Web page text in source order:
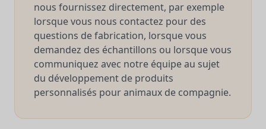
nous fournissez directement, par exemple
lorsque vous nous contactez pour des
questions de fabrication, lorsque vous
demandez des échantillons ou lorsque vous
communiquez avec notre équipe au sujet
du développement de produits
personnalisés pour animaux de compagnie.